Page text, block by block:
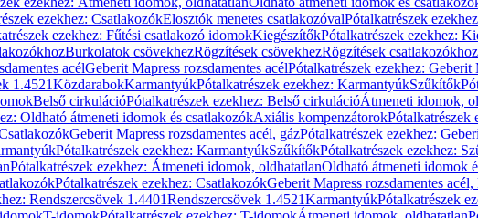
ezekhez: CsatlakozókElosztók menetes csatlakozóvalPótalkatrészek
ezekhez: Fűtési csatlakozó idomokKiegészítőkPótalkatrészek ezekhez:
Burkolatok csövekhezRögzítések csövekhezRögzítések csatlakozókhoz
acélGeberit Mapress rozsdamentes acélPótalkatrészek ezekhez: Geberit
1.4521KözdarabokKarmantyúkPótalkatrészek ezekhez: KarmantyúkSzűkítők
Belső cirkulációPótalkatrészek ezekhez: Belső cirkulációÁtmeneti idomok,
Oldható átmeneti idomok és csatlakozókAxiális kompenzátorokPótalkatrészek
Geberit Mapress rozsdamentes acél, gázPótalkatrészek ezekhez:
Pótalkatrészek ezekhez: KarmantyúkSzűkítőkPótalkatrészek ezekhez:
Pótalkatrészek ezekhez: Átmeneti idomok, oldhatatlanOldható átmeneti idomok
Pótalkatrészek ezekhez: CsatlakozókGeberit Mapress rozsdamentes
Rendszercsövek 1.4401Rendszercsövek 1.4521KarmantyúkPótalkatrészek